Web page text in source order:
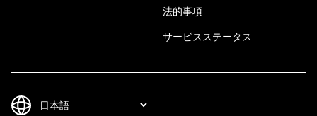
法的事項
サービスステータス